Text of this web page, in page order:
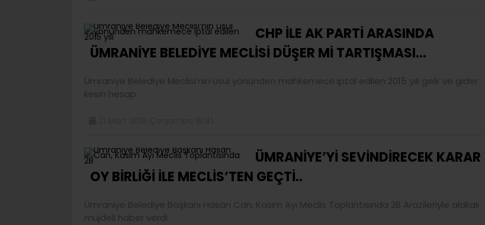
CHP İLE AK PARTİ ARASINDA
ÜMRANİYE BELEDİYE MECLİSİ DÜŞER Mİ TARTIŞMASI…
Ümraniye Belediye Meclisi’nin usul yönünden mahkemece iptal edilen 2015 yılı gelir ve gider
kesin hesap
ÜMRANİYE’Yİ SEVİNDİRECEK KARAR
OY BİRLİĞİ İLE MECLİS’TEN GEÇTİ..
Ümraniye Belediye Başkanı Hasan Can, Kasım Ayı Meclis Toplantısında 2B Arazileriyle alakalı
müjdeli haber verdi.